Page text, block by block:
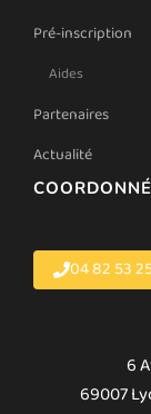
Pré-inscription
Aides
Partenaires
Actualité
04 82 53
6
69007